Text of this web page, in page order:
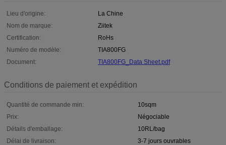
Lieu d'origine:
La Chine
Nom de marque:
Ziitek
Certification:
RoHs
Numéro de modèle:
TIA800FG
Document:
TIA800FG_Data Sheet.pdf
Conditions de paiement et expédition
Quantité de commande min:
10sqm
Prix:
Négociable
Détails d'emballage:
10RL/bag
Délai de livraison:
3-7 jours ouvrables